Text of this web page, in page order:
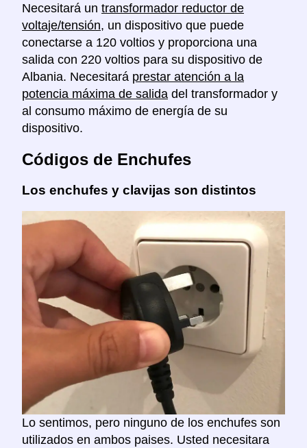
Necesitará un transformador reductor de
voltaje/tensión, un dispositivo que puede
conectarse a 120 voltios y proporciona una
salida con 220 voltios para su dispositivo de
Albania. Necesitará prestar atención a la
potencia máxima de salida del transformador y
al consumo máximo de energía de su
dispositivo.
Códigos de Enchufes
Los enchufes y clavijas son distintos
Lo sentimos, pero ninguno de los enchufes son
utilizados en ambos paises. Usted necesitara